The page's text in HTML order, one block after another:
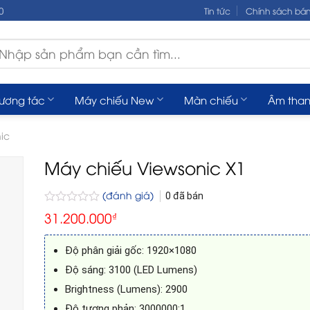
Tin tức Chính sách
tác Máy chiếu New Màn chiếu Âm
Máy chiếu Viewsonic X1
Được
xếp
hạng
0
5
sao
(đánh giá) 0 đã bán
31.200.000₫
Độ phân giải gốc: 1920×1080
Độ sáng: 3100 (LED Lumens)
Brightness (Lumens): 2900